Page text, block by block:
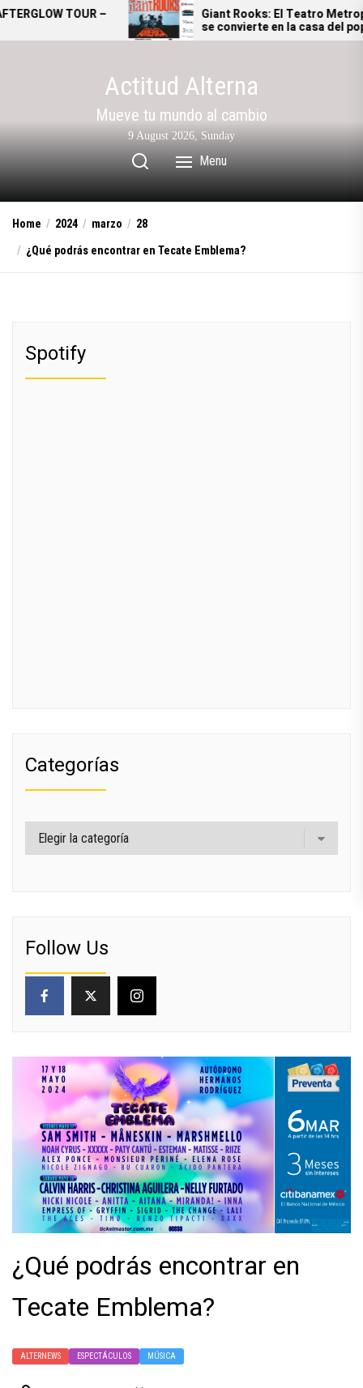
Skip – Giant Rooks: El Teatro Metropólitan
se convierte en la casa del pop
alternativo alemán
Actitud Alterna
Mueve tu mundo al cambio
9 August 2026, Sunday
Menu
Home 2024 marzo
28
¿Qué podrás encontrar en Tecate Emblema?
¿Qué podrás encontrar en
Tecate Emblema?
ALTERNEWS ESPECTÁCULOS MÚSICA
Spotify
Categorías
Categorías
Follow Us